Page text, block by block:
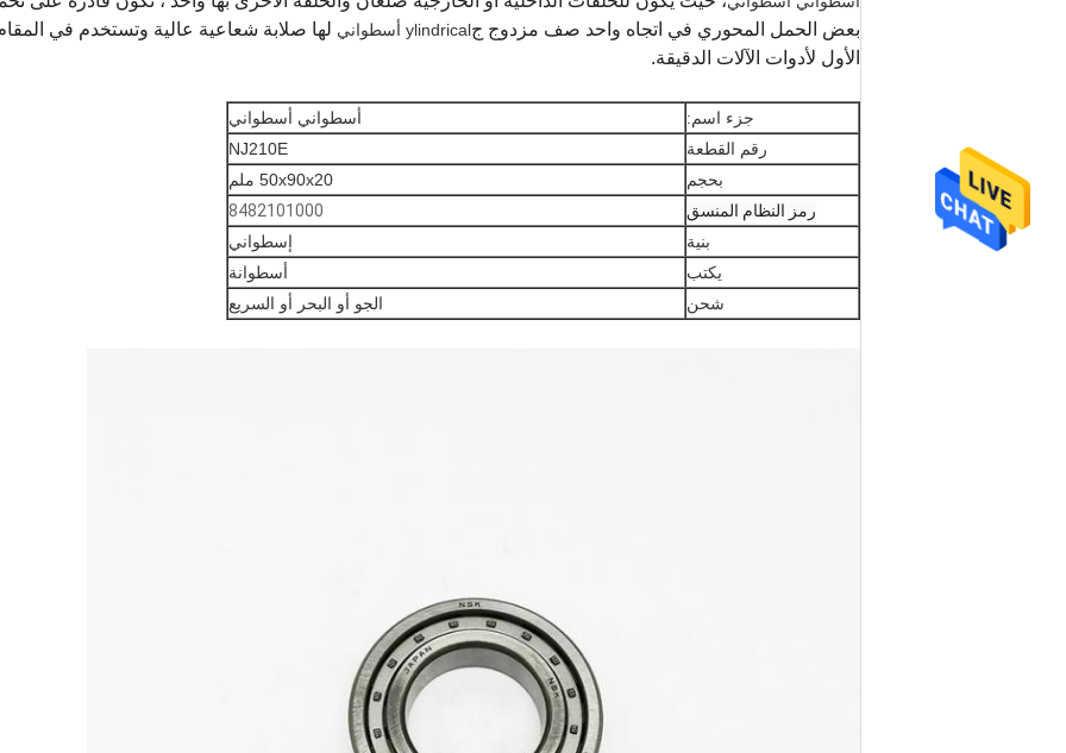
بعض الحمل المحوري في اتجاه واحد صف مزدوج جylindrical أسطواني
لها صلابة شعاعية عالية وتستخدم في
الأول لأدوات الآلات الدقيقة.
جزء اسم:
أسطواني أسطواني
رقم القطعة
NJ210E
بحجم
50x90x20 ملم
رمز النظام المنسق
8482101000
بنية
إسطواني
يكتب
أسطوانة
شحن
الجو أو البحر أو السريع